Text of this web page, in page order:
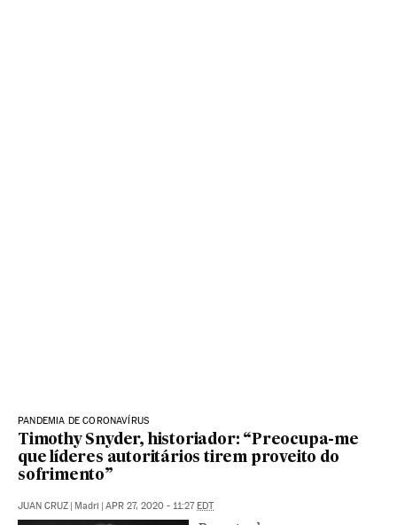
PANDEMIA DE CORONAVÍRUS
Timothy Snyder, historiador: “Preocupa-me
que líderes autoritários tirem proveito do
sofrimento”
JUAN CRUZ | Madri | APR 27, 2020 - 11:27EDT